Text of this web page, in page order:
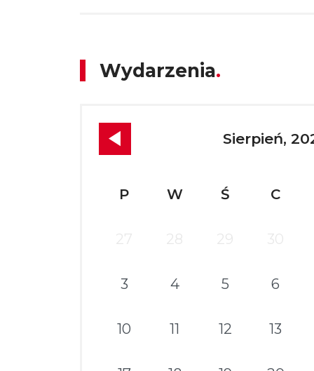
Wydarzenia
Sierpień,
P W Ś C
3 4 5 6
10 11 12 13